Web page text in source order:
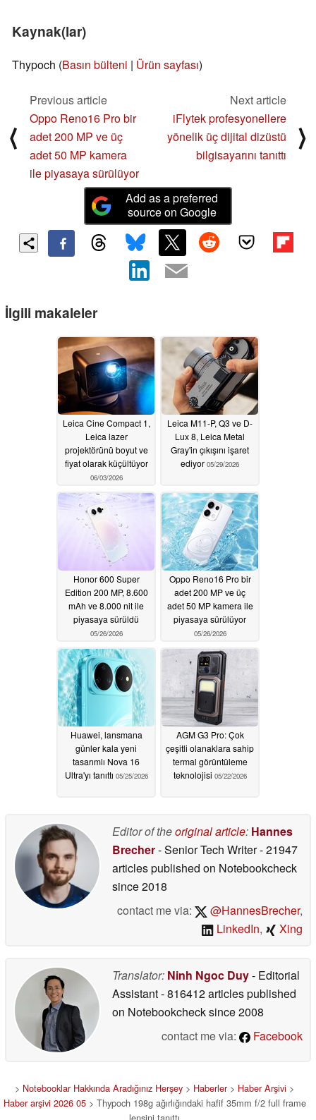
Kaynak(lar)
Thypoch (Basın bülteni | Ürün sayfası)
⟨
Previous article
Oppo Reno16 Pro bir
adet 200 MP ve üç
adet 50 MP kamera
ile piyasaya sürülüyor
Next article
iFlytek profesyonellere
yönelik üç dijital dizüstü
bilgisayarını tanıttı
⟩
Add as a preferred
source on Google
İlgili makaleler
Leica Cine Compact 1,
Leica lazer
projektörünü boyut ve
fiyat olarak küçültüyor
06/03/2026
Leica M11-P, Q3 ve D-
Lux 8, Leica Metal
Gray'in çıkışını işaret
ediyor 05/29/2026
Honor 600 Super
Edition 200 MP, 8.600
mAh ve 8.000 nit ile
piyasaya sürüldü
05/26/2026
Oppo Reno16 Pro bir
adet 200 MP ve üç
adet 50 MP kamera ile
piyasaya sürülüyor
05/26/2026
Huawei, lansmana
günler kala yeni
tasarımlı Nova 16
Ultra'yı tanıttı 05/25/2026
AGM G3 Pro: Çok
çeşitli olanaklara sahip
termal görüntüleme
teknolojisi 05/22/2026
Editor of theoriginal article: Hannes
Brecher- Senior Tech Writer- 21947
articles published on Notebookcheck
since 2018
contact me via:
@HannesBrecher,
LinkedIn, Xing
Translator: Ninh Ngoc Duy- Editorial
Assistant- 816412 articles published
on Notebookchecksince 2008
contact me via:
Facebook
> Notebooklar Hakkında Aradığınız Herşey > Haberler> Haber Arşivi >
Haber arşivi 2026 05> Thypoch 198g ağırlığındaki hafif 35mm f/2 full frame